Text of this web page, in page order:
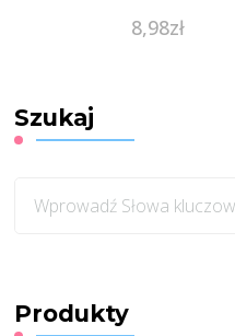
8,98zł
Szukaj
czegoś?
Produkty